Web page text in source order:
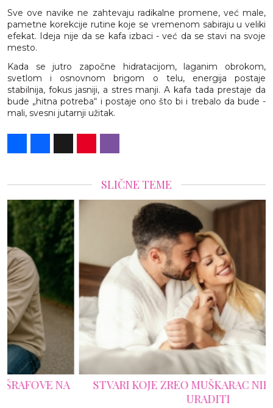
Sve ove navike ne zahtevaju radikalne promene, već male,
pametne korekcije rutine koje se vremenom sabiraju u veliki
efekat. Ideja nije da se kafa izbaci - već da se stavi na svoje
mesto.
Kada se jutro započne hidratacijom, laganim obrokom,
svetlom i osnovnom brigom o telu, energija postaje
stabilnija, fokus jasniji, a stres manji. A kafa tada prestaje da
bude „hitna potreba“ i postaje ono što bi i trebalo da bude -
mali, svesni jutarnji užitak.
SLIČNE TEME
STVARI KOJE ZREO MUŠKARAC NIKADA NEĆE